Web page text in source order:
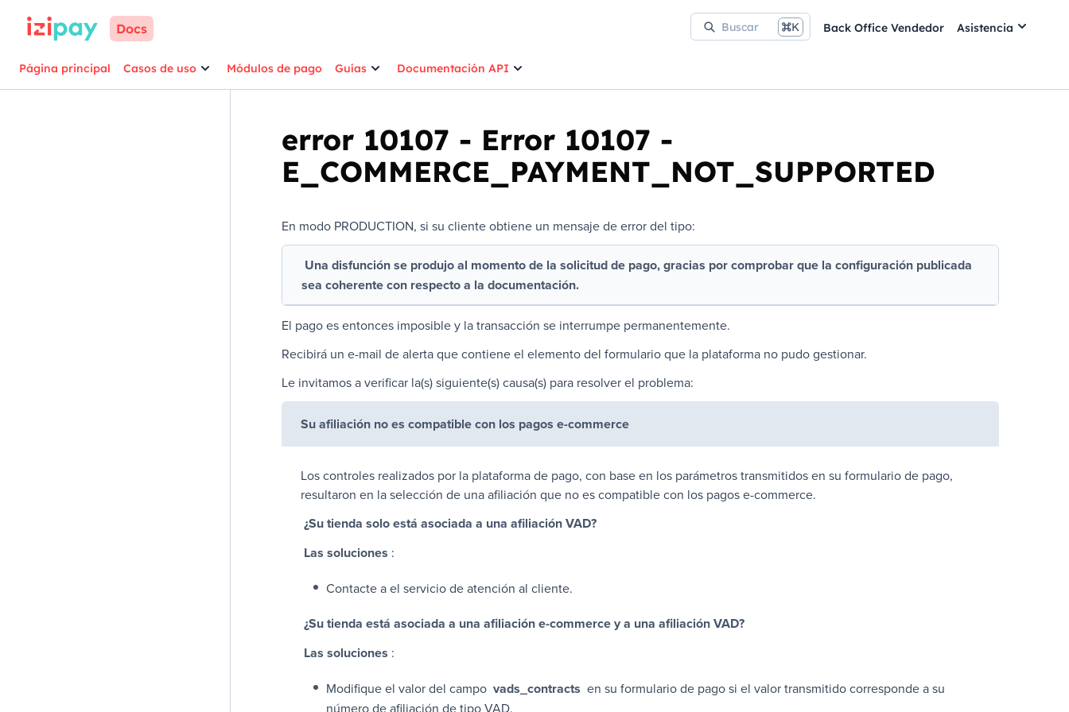
Docs Buscar K Back Office Vendedor Asistencia
Página principal Casos de uso Módulos de pago Guías Documentación API
error 10107 - Error 10107 -
E_COMMERCE_PAYMENT_NOT_SUPPORTED
En modo PRODUCTION, si su cliente obtiene un mensaje de error del tipo:
Una disfunción se produjo al momento de la solicitud de pago, gracias por comprobar que la configuración publicada
sea coherente con respecto a la documentación.
El pago es entonces imposible y la transacción se interrumpe permanentemente.
Recibirá un e-mail de alerta que contiene el elemento del formulario que la plataforma no pudo gestionar.
Le invitamos a verificar la(s) siguiente(s) causa(s) para resolver el problema:
Su afiliación no es compatible con los pagos e-commerce
Los controles realizados por la plataforma de pago, con base en los parámetros transmitidos en su formulario de pago,
resultaron en la selección de una afiliación que no es compatible con los pagos e-commerce.
¿Su tienda solo está asociada a una afiliación VAD?
Las soluciones :
Contacte ael servicio de atención al cliente.
¿Su tienda está asociada a una afiliación e-commerce y a una afiliación VAD?
Las soluciones :
Modifique el valor del campo vads_contracts en su formulario de pago si el valor transmitido corresponde a su
número de afiliación de tipo VAD.